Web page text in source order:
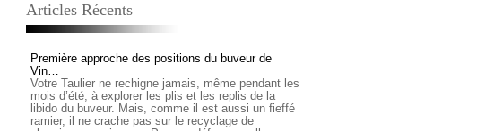
Articles Récents
Première approche des positions du buveur de
Vin…
Votre Taulier ne rechigne jamais, même pendant les
mois d’été, à explorer les plis et les replis de la
libido du buveur. Mais, comme il est aussi un fieffé
ramier, il ne crache pas sur le recyclage de